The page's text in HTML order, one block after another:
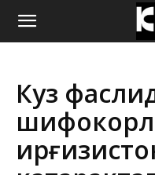
ҚИРҒИЗИСТОН
ЯНГИЛИКЛАРИ
Куз